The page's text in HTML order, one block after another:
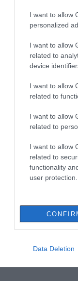
I want to allow
personalized
I want to allow
related to
device
I want to allow
related to
I want to allow
related to
I want to allow
related to
functionality
user protection.
Data Deletion